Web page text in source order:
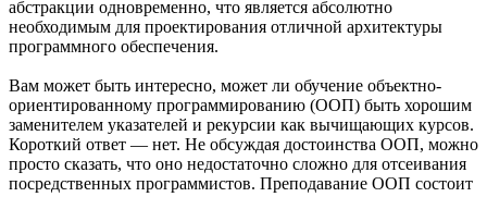
абстракции одновременно, что является абсолютно
необходимым для проектирования отличной архитектуры
программного обеспечения.
Вам может быть интересно, может ли обучение объектно-
ориентированному программированию (ООП) быть хорошим
заменителем указателей и рекурсии как вычищающих курсов.
Короткий ответ — нет. Не обсуждая достоинства ООП, можно
просто сказать, что оно недостаточно сложно для отсеивания
посредственных программистов. Преподавание ООП состоит